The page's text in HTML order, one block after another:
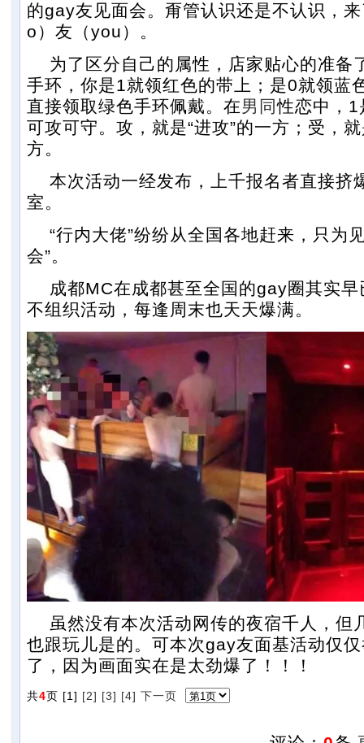
的gay友见面会。甭管认识还是不认识，
o）友（you）。
为了区分自己的属性，店家贴心的准备
手环，你是1就领红色的带上；是0就领蓝
直接领取绿色手环佩戴。在男同性恋中，
可攻可守。攻，就是“进攻”的一方；受，
方。
本次活动一经发布，上千报名者直接挤
室。
“行内大佬”纷纷从全国各地赶来，只为
会”。
成都MC在成都甚至全国的gay圈其实早
不组织活动，每逢周末也天天爆满。
虽然没有本次活动网传的夜宿千人，但
也跟玩儿是的。可本次gay友面基活动仅
了，因为画面实在是太劲爆了！！！
共4页 [1] [2] [3] [4] 下一页